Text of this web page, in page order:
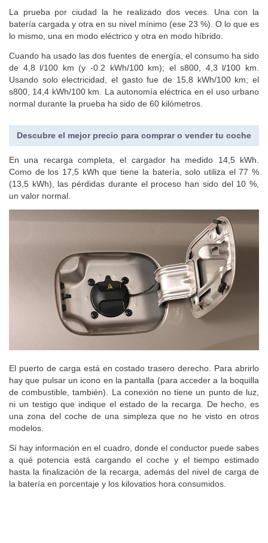
La prueba por ciudad la he realizado dos veces. Una con la
batería cargada y otra en su nivel mínimo (ese 23 %). O lo que es
lo mismo, una en modo eléctrico y otra en modo híbrido.
Cuando ha usado las dos fuentes de energía, el consumo ha sido
de 4,8 l/100 km (y -0.2 kWh/100 km); el s800, 4,3 l/100 km.
Usando solo electricidad, el gasto fue de 15,8 kWh/100 km; el
s800, 14,4 kWh/100 km. La autonomía eléctrica en el uso urbano
normal durante la prueba ha sido de 60 kilómetros.
Descubre el mejor precio para comprar o vender tu coche
En una recarga completa, el cargador ha medido 14,5 kWh.
Como de los 17,5 kWh que tiene la batería, solo utiliza el 77 %
(13,5 kWh), las pérdidas durante el proceso han sido del 10 %,
un valor normal.
El puerto de carga está en costado trasero derecho. Para abrirlo
hay que pulsar un icono en la pantalla (para acceder a la boquilla
de combustible, también). La conexión no tiene un punto de luz,
ni un testigo que indique el estado de la recarga. De hecho, es
una zona del coche de una simpleza que no he visto en otros
modelos.
Sí hay información en el cuadro, donde el conductor puede sabes
a qué potencia está cargando el coche y el tiempo estimado
hasta la finalización de la recarga, además del nivel de carga de
la batería en porcentaje y los kilovatios hora consumidos.